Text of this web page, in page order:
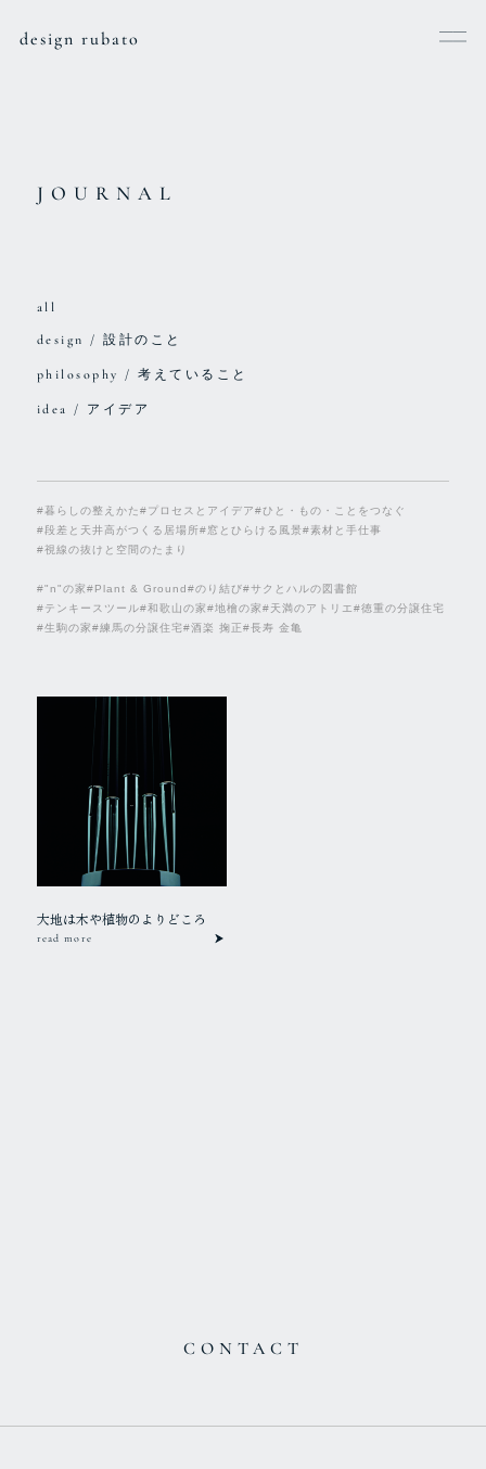
design rubato
JOURNAL
all
design / 設計のこと
philosophy / 考えていること
idea / アイデア
#暮らしの整えかた#プロセスとアイデア#ひと・もの・ことをつなぐ
#段差と天井高がつくる居場所#窓とひらける風景#素材と手仕事
#視線の抜けと空間のたまり
#"n"の家#Plant & Ground#のり結び#サクとハルの図書館
#テンキースツール#和歌山の家#地檜の家#天満のアトリエ#徳重の分譲住宅
#生駒の家#練馬の分譲住宅#酒楽 掬正#長寿 金亀
大地は木や植物のよりどころ
read more
CONTACT